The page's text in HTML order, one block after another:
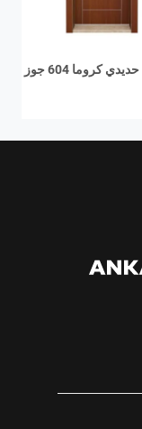
باب حديدي كروما 604 جوز